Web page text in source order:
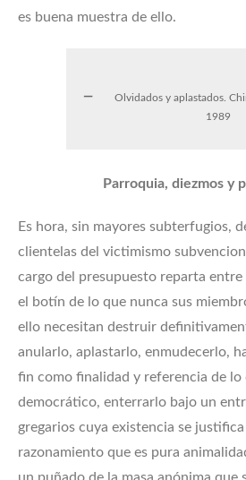
es buena muestra de ello.
Olvidados y aplastados.
1989
Parroquia, diezmos y
Es hora, sin mayores subterfugios,
clientelas del victimismo
cargo del presupuesto reparta entre
el botín de lo que nunca sus
ello necesitan destruir
anularlo, aplastarlo, enmudecerlo,
fin como finalidad y referencia de lo
democrático, enterrarlo bajo un
gregarios cuya existencia se
razonamiento que es pura